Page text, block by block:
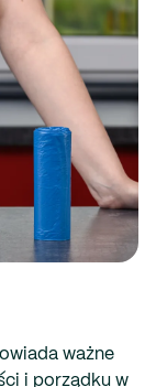
ważne
i porządku w